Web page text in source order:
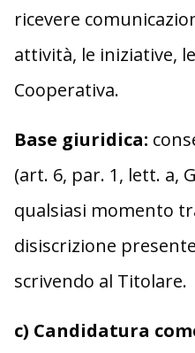
ricevere
attività, le iniziative,
Cooperativa.
Base giuridica:
(art. 6, par. 1, lett. a,
qualsiasi momento
disiscrizione
scrivendo al Titolare.
c) Candidatura